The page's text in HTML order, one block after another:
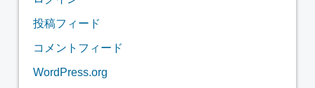
投稿フィード
コメントフィード
WordPress.org